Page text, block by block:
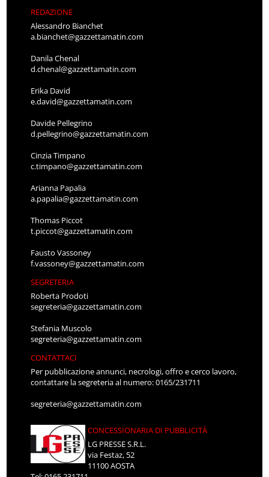
REDAZIONE
Alessandro Bianchet
a.bianchet@gazzettamatin.com
Danila Chenal
d.chenal@gazzettamatin.com
Erika David
e.david@gazzettamatin.com
Davide Pellegrino
d.pellegrino@gazzettamatin.com
Cinzia Timpano
c.timpano@gazzettamatin.com
Arianna Papalia
a.papalia@gazzettamatin.com
Thomas Piccot
t.piccot@gazzettamatin.com
Fausto Vassoney
f.vassoney@gazzettamatin.com
SEGRETERIA
Roberta Prodoti
segreteria@gazzettamatin.com
Stefania Muscolo
segreteria@gazzettamatin.com
CONTATTACI
Per pubblicazione annunci, necrologi, offro e cerco lavoro,
contattare la segreteria al numero: 0165/231711
segreteria@gazzettamatin.com
CONCESSIONARIA DI PUBBLICITÀ
LG PRESSE S.R.L.
via Festaz, 52
11100 AOSTA